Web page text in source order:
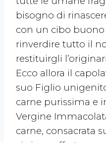
bisogno di
con un cibo buono
rinverdire tutto il
restituirgli
Ecco allora il
suo Figlio
carne purissima e
Vergine
carne, consacrata